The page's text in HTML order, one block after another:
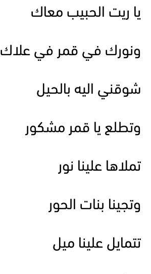
يا ريت الحبيب معاك
ونورك في قمر في علاك
شوقني اليه بالحيل
وتطلع يا قمر مشكور
تملاها علينا نور
وتجينا بنات الحور
تتمايل علينا ميل